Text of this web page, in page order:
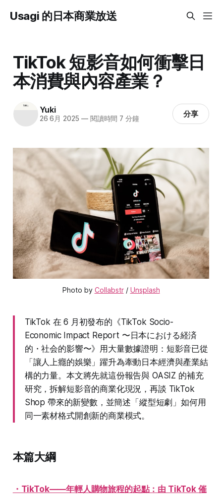
Usagi 的日本商業放送
TikTok 短影音如何衝擊日
本消費與內容產業？
Yuki
26 6月 2025 —閱讀時間 7 分鐘 分享
Photo by Collabstr / Unsplash
TikTok 在 6 月初發布的《TikTok Socio-
Economic Impact Report 〜日本における経済
的・社会的影響〜》用大量數據證明：短影音已從
「讓人上癮的娛樂」躍升為牽動日本經濟與產業結
構的力量。本文將先就這份報告與 OASIZ 的補充
研究，拆解短影音的商業化現況，再談 TikTok
Shop 帶來的新變數，並簡述「縱型短劇」如何用
同一素材格式開創新的商業模式。
本篇大綱
・TikTok——年輕人購物旅程的起點：由 TikTok 催